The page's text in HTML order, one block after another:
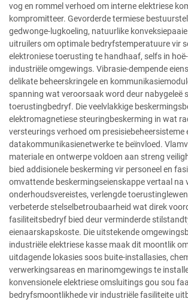
vog en rommel verhoed om interne elektriese
kompromitteer. Gevorderde termiese
gedwonge-lugkoeling, natuurlike
uitruilers om optimale bedryfstemperatuure vir
elektroniese toerusting te handhaaf, selfs in
industriële omgewings. Vibrasie-dempende
delikate beheerskringele en
spanning wat veroorsaak word deur nabygeleë
toerustingbedryf. Die veelvlakkige
elektromagnetiese steuringbeskerming in wat
versteurings verhoed om presisiebeheersisteme
datakommunikasienetwerke te beïnvloed.
materiale en ontwerpe voldoen aan streng
bied addisionele beskerming vir personeel en
omvattende beskermingseienskappe vertaal na
onderhoudsvereistes, verlengde
verbeterde stelselbetroubaarheid wat direk
fasiliteitsbedryf bied deur verminderde
eienaarskapskoste. Die uitstekende
industriële elektriese kasse maak dit moontlik
uitdagende lokasies soos buite-installasies,
verwerkingsareas en marinomgewings te
konvensionele elektriese omsluitings gou sou
bedryfsmoontlikhede vir industriële fasiliteite